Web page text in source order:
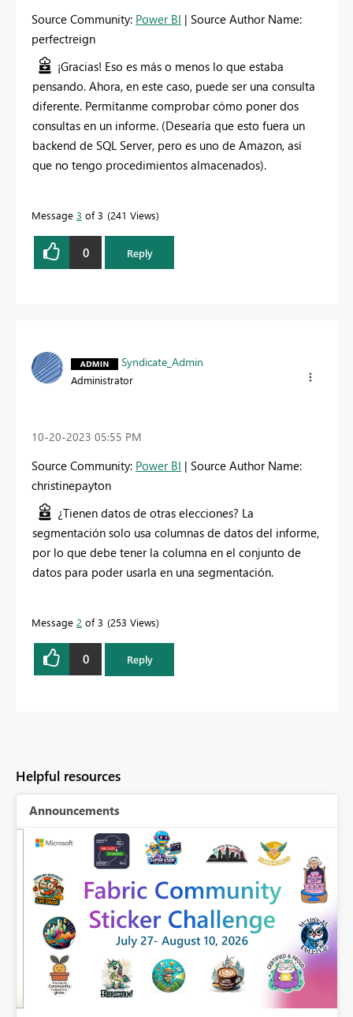
Source Community: Power BI | Source Author Name:
perfectreign
¡Gracias! Eso es más o menos lo que estaba
pensando. Ahora, en este caso, puede ser una consulta
diferente. Permítanme comprobar cómo poner dos
consultas en un informe. (Desearía que esto fuera un
backend de SQL Server, pero es uno de Amazon, así
que no tengo procedimientos almacenados).
Message 3 of 3 241 Views
0 Reply
Syndicate_Admin
Administrator
‎10-20-2023 05:55 PM
Source Community: Power BI | Source Author Name:
christinepayton
¿Tienen datos de otras elecciones? La
segmentación solo usa columnas de datos del informe,
por lo que debe tener la columna en el conjunto de
datos para poder usarla en una segmentación.
Message 2 of 3 253 Views
0 Reply
Helpful resources
Announcements